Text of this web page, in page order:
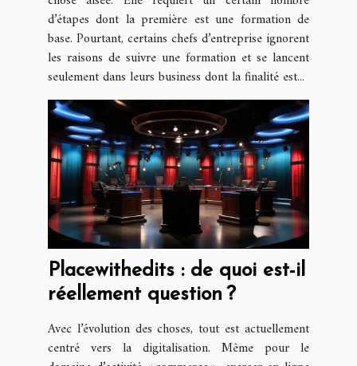
d’étapes dont la première est une formation de
base. Pourtant, certains chefs d’entreprise ignorent
les raisons de suivre une formation et se lancent
seulement dans leurs business dont la finalité est...
Placewithedits : de quoi est-il
réellement question ?
Avec l’évolution des choses, tout est actuellement
centré vers la digitalisation. Même pour le